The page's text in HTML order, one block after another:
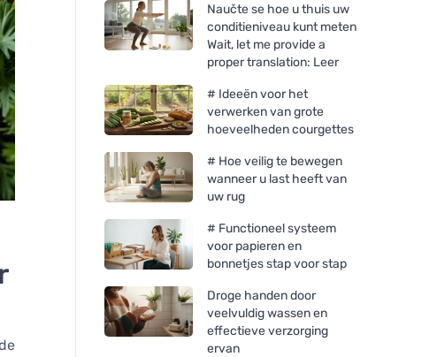
Naučte se hoe u thuis uw
conditieniveau kunt meten
Wait, let me provide a
proper translation: Leer
# Ideeën voor het
verwerken van grote
hoeveelheden courgettes
# Hoe veilig te bewegen
wanneer u last heeft van
uw rug
# Functioneel systeem
voor papieren en
bonnetjes stap voor stap
Droge handen door
veelvuldig wassen en
effectieve verzorging
ervan